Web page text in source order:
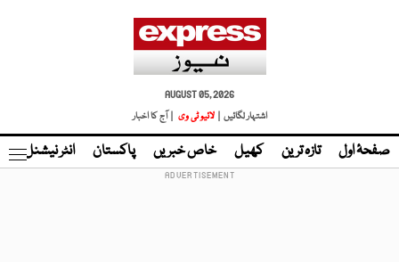
AUGUST 05, 2026
اشتہار لگائیں |
لائیو ٹی وی | آج کا اخبار
صفحۂ اول تازہ ترین کھیل خاص خبریں پاکستان انٹر نیشنل